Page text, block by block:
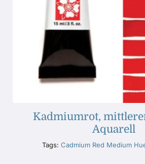
Kadmiumrot,
Aquarell
Tags: Cadmium Red Medium